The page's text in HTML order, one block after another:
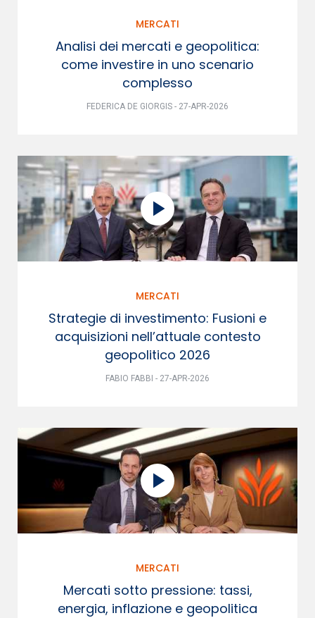
MERCATI
Analisi dei mercati e geopolitica:
come investire in uno scenario
complesso
FEDERICA DE GIORGIS - 27-APR-2026
MERCATI
Strategie di investimento: Fusioni e
acquisizioni nell’attuale contesto
geopolitico 2026
FABIO FABBI - 27-APR-2026
MERCATI
Mercati sotto pressione: tassi,
energia, inflazione e geopolitica